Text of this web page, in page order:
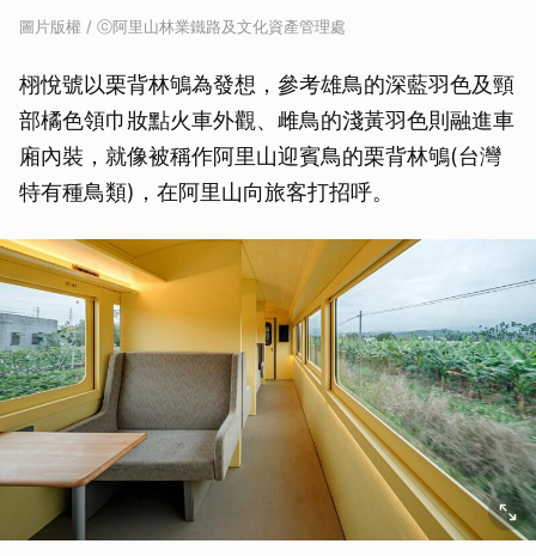
圖片版權 / ⓒ阿里山林業鐵路及文化資產管理處
栩悅號以栗背林鴝為發想，參考雄鳥的深藍羽色及頸
部橘色領巾妝點火車外觀、雌鳥的淺黃羽色則融進車
廂內裝，就像被稱作阿里山迎賓鳥的栗背林鴝(台灣
特有種鳥類)，在阿里山向旅客打招呼。